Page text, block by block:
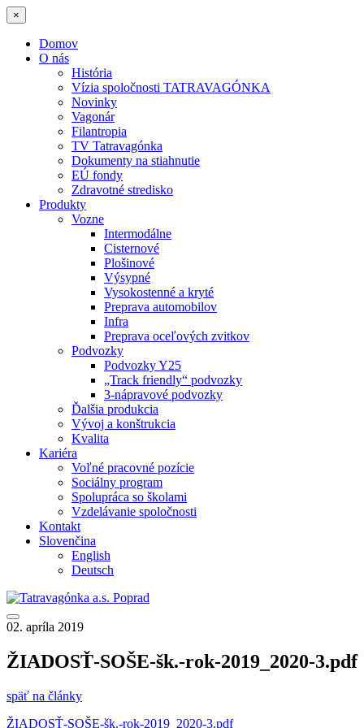
×
Domov
O nás
História
Vízia spoločnosti TATRAVAGÓNKA
Novinky
Vagonár
Filantropia
TV Tatravagónka
Dokumenty na stiahnutie
EÚ fondy
Zdravotné stredisko
Produkty
Vozne
Intermodálne
Cisternové
Plošinové
Výsypné
Vysokostenné a kryté
Preprava automobilov
Infra
Preprava oceľových zvitkov
Podvozky
Podvozky Y25
„Track friendly“ podvozky
3-nápravové podvozky
Ďalšia produkcia
Vývoj a konštrukcia
Kvalita
Kariéra
Voľné pracovné pozície
Sociálny program
Spolupráca so školami
Vzdelávanie spoločnosti
Kontakt
Slovenčina
English
Deutsch
02. apríla 2019
ŽIADOSŤ-SOŠE-šk.-rok-2019_2020-3.pdf
späť na články
ŽIADOSŤ-SOŠE-šk.-rok-2019_2020-3.pdf